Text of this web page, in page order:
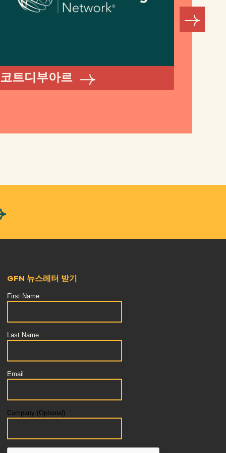
코트디부아르
에티
GFN 뉴스레터 받기